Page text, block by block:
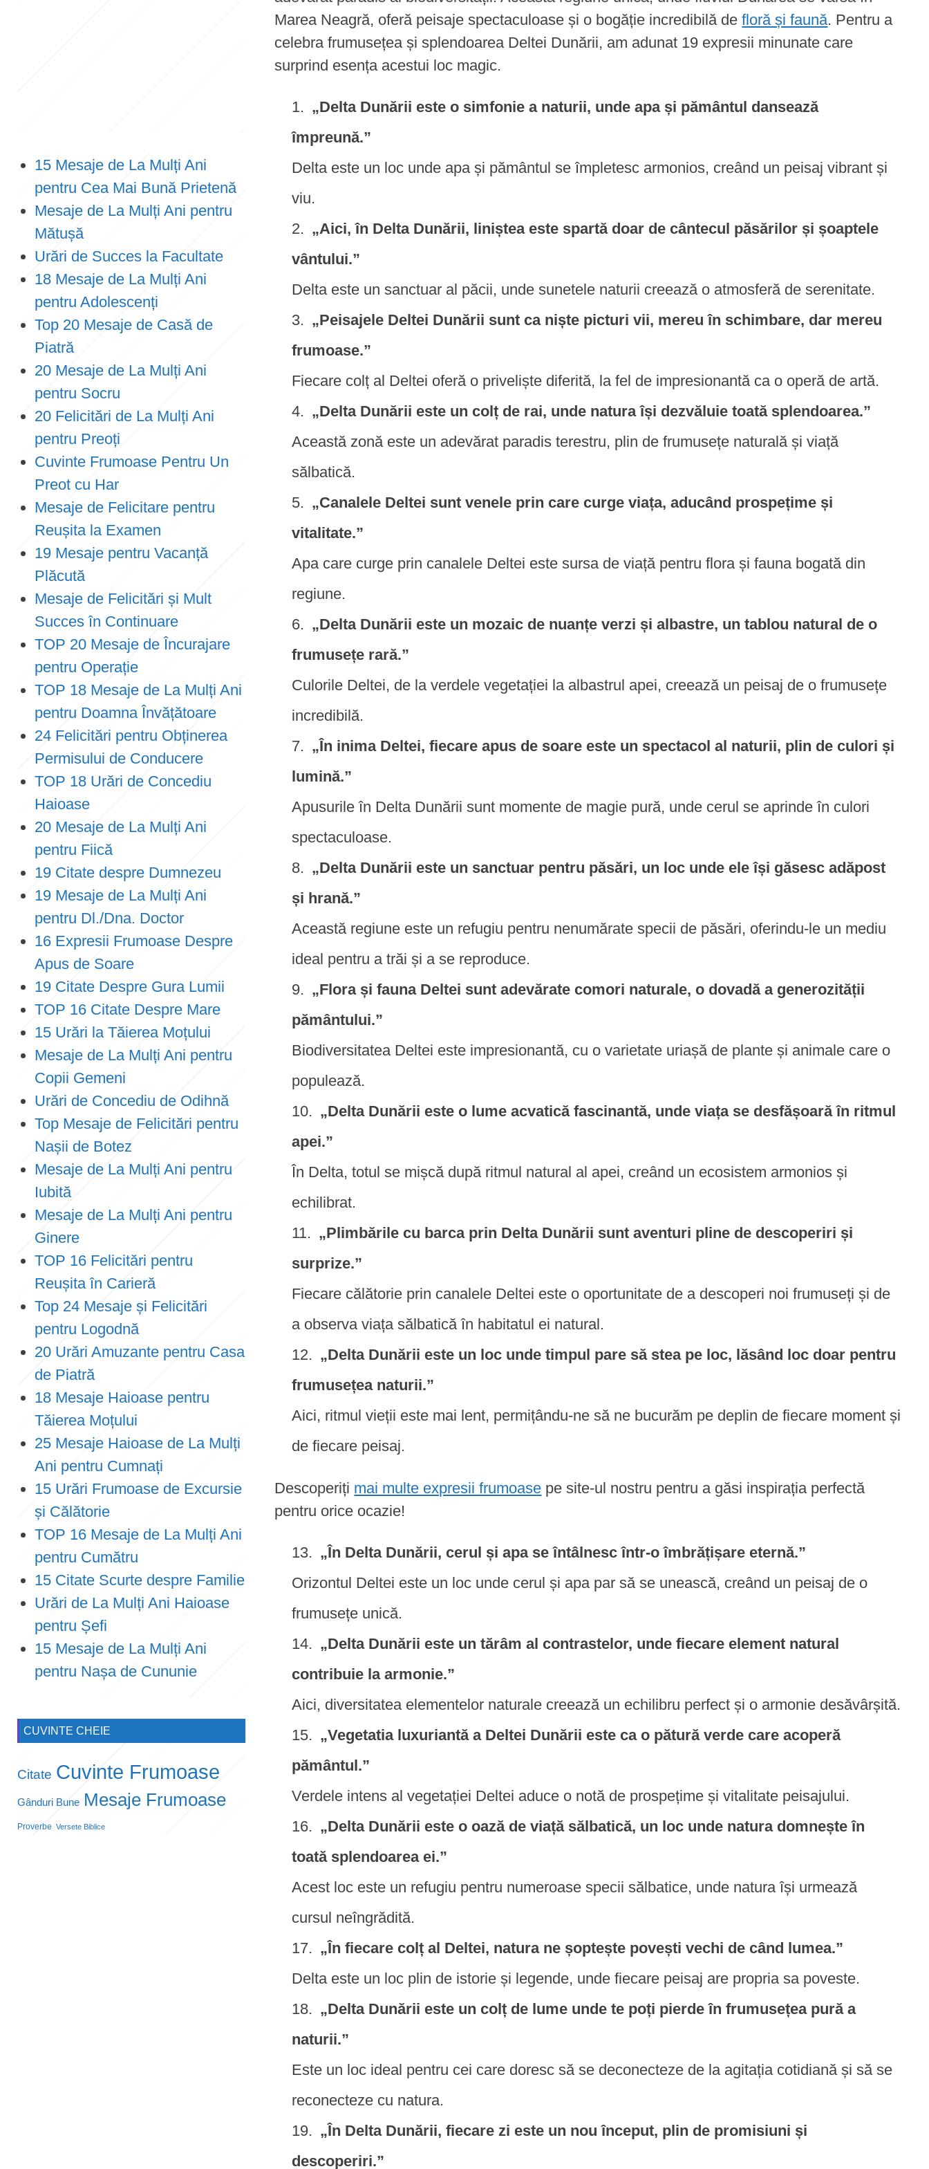
Marea Neagră, oferă peisaje spectaculoase și o bogăție incredibilă defloră și faună. Pentru a
celebra frumusețea și splendoarea Deltei Dunării, am adunat 19 expresii minunate care
surprind esența acestui loc magic.
„Delta Dunării este o simfonie a naturii, unde apa și pământul dansează
împreună.”
Delta este un loc unde apa și pământul se împletesc armonios, creând un peisaj vibrant și
viu.
„Aici, în Delta Dunării, liniștea este spartă doar de cântecul păsărilor și șoaptele
vântului.”
Delta este un sanctuar al păcii, unde sunetele naturii creează o atmosferă de serenitate.
„Peisajele Deltei Dunării sunt ca niște picturi vii, mereu în schimbare, dar mereu
frumoase.”
Fiecare colț al Deltei oferă o priveliște diferită, la fel de impresionantă ca o operă de artă.
„Delta Dunării este un colț de rai, unde natura își dezvăluie toată splendoarea.”
Această zonă este un adevărat paradis terestru, plin de frumusețe naturală și viață
sălbatică.
„Canalele Deltei sunt venele prin care curge viața, aducând prospețime și
vitalitate.”
Apa care curge prin canalele Deltei este sursa de viață pentru flora și fauna bogată din
regiune.
„Delta Dunării este un mozaic de nuanțe verzi și albastre, un tablou natural de o
frumusețe rară.”
Culorile Deltei, de la verdele vegetației la albastrul apei, creează un peisaj de o frumusețe
incredibilă.
„În inima Deltei, fiecare apus de soare este un spectacol al naturii, plin de culori și
lumină.”
Apusurile în Delta Dunării sunt momente de magie pură, unde cerul se aprinde în culori
spectaculoase.
„Delta Dunării este un sanctuar pentru păsări, un loc unde ele își găsesc adăpost
și hrană.”
Această regiune este un refugiu pentru nenumărate specii de păsări, oferindu-le un mediu
ideal pentru a trăi și a se reproduce.
„Flora și fauna Deltei sunt adevărate comori naturale, o dovadă a generozității
pământului.”
Biodiversitatea Deltei este impresionantă, cu o varietate uriașă de plante și animale care o
populează.
„Delta Dunării este o lume acvatică fascinantă, unde viața se desfășoară în ritmul
apei.”
În Delta, totul se mișcă după ritmul natural al apei, creând un ecosistem armonios și
echilibrat.
„Plimbările cu barca prin Delta Dunării sunt aventuri pline de descoperiri și
surprize.”
Fiecare călătorie prin canalele Deltei este o oportunitate de a descoperi noi frumuseți și de
a observa viața sălbatică în habitatul ei natural.
„Delta Dunării este un loc unde timpul pare să stea pe loc, lăsând loc doar pentru
frumusețea naturii.”
Aici, ritmul vieții este mai lent, permițându-ne să ne bucurăm pe deplin de fiecare moment și
de fiecare peisaj.
Descoperiți mai multe expresii frumoase pe site-ul nostru pentru a găsi inspirația perfectă
pentru orice ocazie!
„În Delta Dunării, cerul și apa se întâlnesc într-o îmbrățișare eternă.”
Orizontul Deltei este un loc unde cerul și apa par să se unească, creând un peisaj de o
frumusețe unică.
„Delta Dunării este un tărâm al contrastelor, unde fiecare element natural
contribuie la armonie.”
Aici, diversitatea elementelor naturale creează un echilibru perfect și o armonie desăvârșită.
„Vegetatia luxuriantă a Deltei Dunării este ca o pătură verde care acoperă
pământul.”
Verdele intens al vegetației Deltei aduce o notă de prospețime și vitalitate peisajului.
„Delta Dunării este o oază de viață sălbatică, un loc unde natura domnește în
toată splendoarea ei.”
Acest loc este un refugiu pentru numeroase specii sălbatice, unde natura își urmează
cursul neîngrădită.
„În fiecare colț al Deltei, natura ne șoptește povești vechi de când lumea.”
Delta este un loc plin de istorie și legende, unde fiecare peisaj are propria sa poveste.
„Delta Dunării este un colț de lume unde te poți pierde în frumusețea pură a
naturii.”
Este un loc ideal pentru cei care doresc să se deconecteze de la agitația cotidiană și să se
reconecteze cu natura.
„În Delta Dunării, fiecare zi este un nou început, plin de promisiuni și
descoperiri.”
15 Mesaje de La Mulți Ani
pentru Cea Mai Bună Prietenă
Mesaje de La Mulți Ani pentru
Mătușă
Urări de Succes la Facultate
18 Mesaje de La Mulți Ani
pentru Adolescenți
Top 20 Mesaje de Casă de
Piatră
20 Mesaje de La Mulți Ani
pentru Socru
20 Felicitări de La Mulți Ani
pentru Preoți
Cuvinte Frumoase Pentru Un
Preot cu Har
Mesaje de Felicitare pentru
Reușita la Examen
19 Mesaje pentru Vacanță
Plăcută
Mesaje de Felicitări și Mult
Succes în Continuare
TOP 20 Mesaje de Încurajare
pentru Operație
TOP 18 Mesaje de La Mulți Ani
pentru Doamna Învățătoare
24 Felicitări pentru Obținerea
Permisului de Conducere
TOP 18 Urări de Concediu
Haioase
20 Mesaje de La Mulți Ani
pentru Fiică
19 Citate despre Dumnezeu
19 Mesaje de La Mulți Ani
pentru Dl./Dna. Doctor
16 Expresii Frumoase Despre
Apus de Soare
19 Citate Despre Gura Lumii
TOP 16 Citate Despre Mare
15 Urări la Tăierea Moțului
Mesaje de La Mulți Ani pentru
Copii Gemeni
Urări de Concediu de Odihnă
Top Mesaje de Felicitări pentru
Nașii de Botez
Mesaje de La Mulți Ani pentru
Iubită
Mesaje de La Mulți Ani pentru
Ginere
TOP 16 Felicitări pentru
Reușita în Carieră
Top 24 Mesaje și Felicitări
pentru Logodnă
20 Urări Amuzante pentru Casa
de Piatră
18 Mesaje Haioase pentru
Tăierea Moțului
25 Mesaje Haioase de La Mulți
Ani pentru Cumnați
15 Urări Frumoase de Excursie
și Călătorie
TOP 16 Mesaje de La Mulți Ani
pentru Cumătru
15 Citate Scurte despre Familie
Urări de La Mulți Ani Haioase
pentru Șefi
15 Mesaje de La Mulți Ani
pentru Nașa de Cununie
CUVINTE CHEIE
Citate Cuvinte Frumoase
Gânduri Bune Mesaje Frumoase
Proverbe Versete Biblice